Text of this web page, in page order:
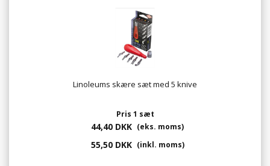
Linoleums skære sæt med 5 knive
Pris 1 sæt
44,40 DKK (eks. moms)
55,50 DKK (inkl. moms)